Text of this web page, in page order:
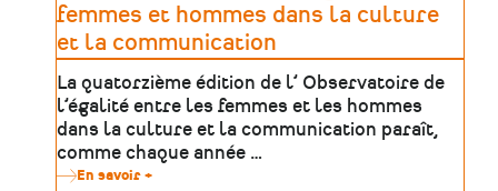
la
gestion
des
difficultés
(2026)
femmes et hommes dans la culture
et la communication
La quatorzième édition de l’ Observatoire de
l’égalité entre les femmes et les hommes
dans la culture et la communication paraît,
comme chaque année …
En savoir +